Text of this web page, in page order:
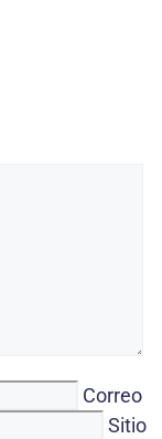
Correo
Sitio